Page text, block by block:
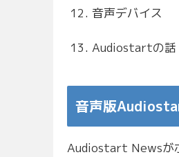
12. 音声デバイス
13. Audiostartの話
音声版
Audiostart Newsが